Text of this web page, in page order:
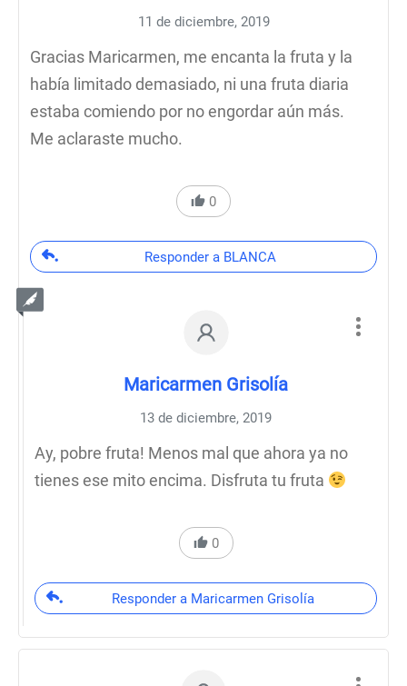
11 de diciembre, 2019
Gracias Maricarmen, me encanta la fruta y la
había limitado demasiado, ni una fruta diaria
estaba comiendo por no engordar aún más.
Me aclaraste mucho.
0
Responder a BLANCA
Maricarmen Grisolía
13 de diciembre, 2019
Ay, pobre fruta! Menos mal que ahora ya no
tienes ese mito encima. Disfruta tu fruta
0
Responder a Maricarmen Grisolía